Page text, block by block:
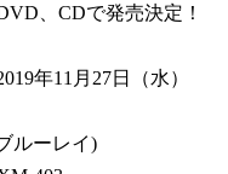
、CDで発売決定！
年11月27日（水）
ルーレイ)